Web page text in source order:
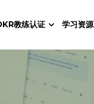
教练认证 学习资源